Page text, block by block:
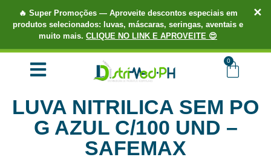
🔥 Super Promoções— Aproveite descontos especiais em
produtos selecionados: luvas, máscaras, seringas, aventais e
muito mais. CLIQUE NO LINK E APROVEITE 😍
✕
TUDO EM ATÉ 3X SEM JUROS.
0
LUVA NITRILICA SEM PO
G AZUL C/100 UND –
SAFEMAX